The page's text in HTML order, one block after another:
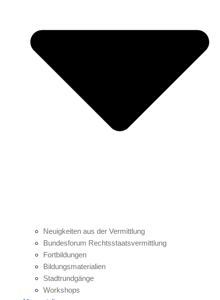
Neuigkeiten aus der Vermittlung
Bundesforum Rechtsstaatsvermittlung
Fortbildungen
Bildungsmaterialien
Stadtrundgänge
Workshops